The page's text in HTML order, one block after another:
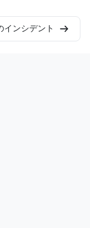
インシデント